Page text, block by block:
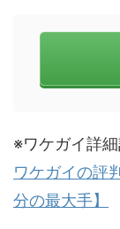
※ワケガイ詳
ワケガイの評
分の最大手】